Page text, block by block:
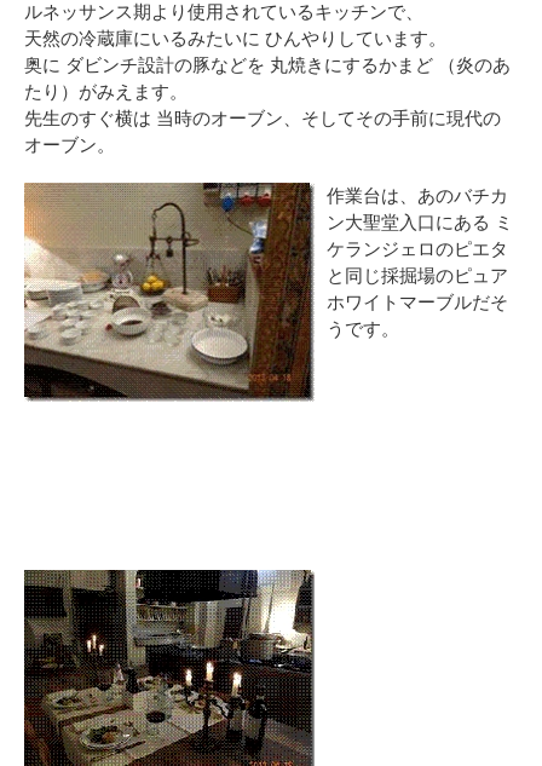
ルネッサンス期より使用されているキッチンで、
天然の冷蔵庫にいるみたいに ひんやりしています。
奥に ダビンチ設計の豚などを 丸焼きにするかまど （炎のあ
たり）がみえます。
先生のすぐ横は 当時のオーブン、そしてその手前に現代の
オーブン。
作業台は、あのバチカ
ン大聖堂入口にある ミ
ケランジェロのピエタ
と同じ採掘場のピュア
ホワイトマーブルだそ
うです。